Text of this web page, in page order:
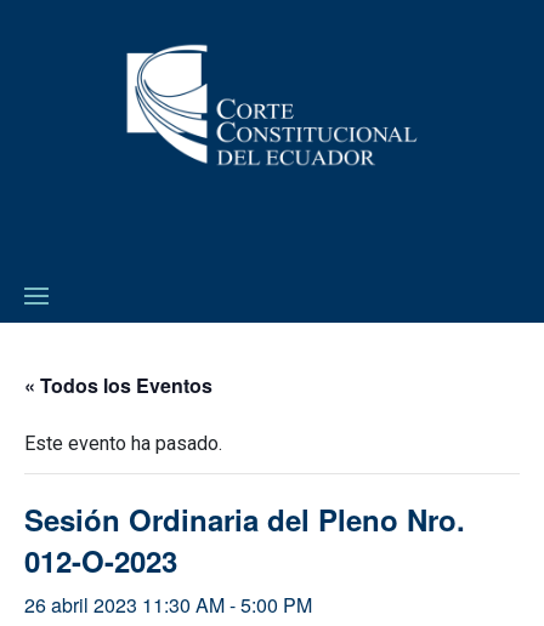
« Todos los Eventos
Este evento ha pasado.
Sesión Ordinaria del Pleno Nro.
012-O-2023
26 abril 2023 11:30 AM-5:00 PM